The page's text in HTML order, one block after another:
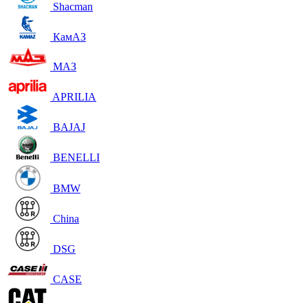
Shacman
КамАЗ
МАЗ
APRILIA
BAJAJ
BENELLI
BMW
China
DSG
CASE